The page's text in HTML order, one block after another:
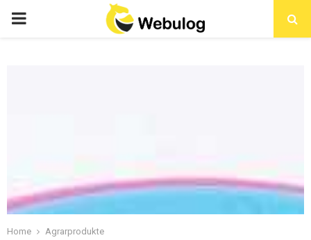
Home
Agrarprodukte